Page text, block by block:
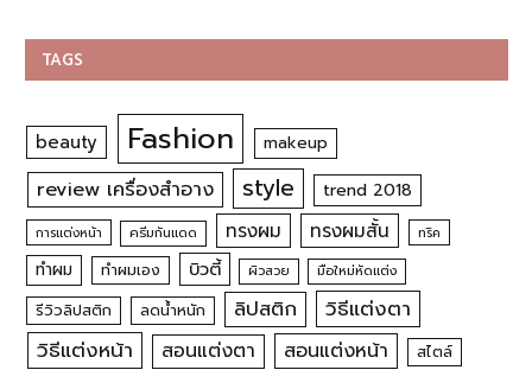
TAGS
beauty Fashion makeup
review เครื่องสำอาง style trend 2018
การแต่งหน้า ครีมกันแดด ทรงผม ทรงผมสั้น ทริค
ทำผม ทำผมเอง บิวตี้ ผิวสวย มือใหม่หัดแต่ง
รีวิวลิปสติก ลดน้ำหนัก ลิปสติก
วิธีแต่งตา
วิธีแต่งหน้า
สอนแต่งตา สอนแต่งหน้า สไตล์